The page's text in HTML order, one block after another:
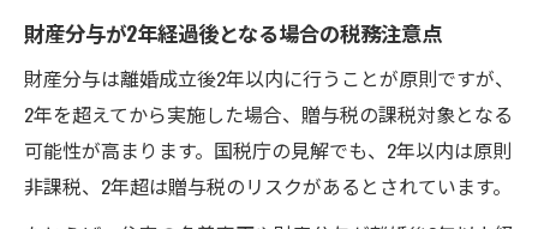
財産分与が2年経過後となる場合の税務注意点
財産分与は離婚成立後2年以内に行うことが原則ですが、
2年を超えてから実施した場合、贈与税の課税対象となる
可能性が高まります。国税庁の見解でも、2年以内は原則
非課税、2年超は贈与税のリスクがあるとされています。